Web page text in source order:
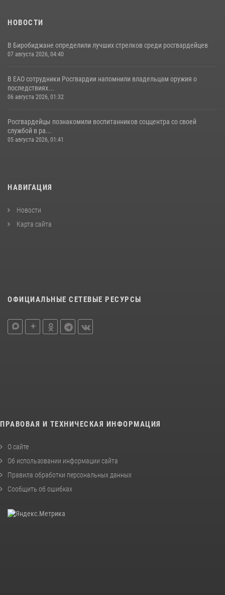
НОВОСТИ
В Биробиджане определили лучших стрелков среди росгвардейцев
07 августа 2026, 04:40
В ЕАО сотрудники Росгвардии напомнили владельцам оружия о
последствиях...
06 августа 2026, 01:32
Росгвардейцы познакомили воспитанников соццентра со своей
службой в ра...
05 августа 2026, 01:41
НАВИГАЦИЯ
Новости
Карта сайта
ОФИЦИАЛЬНЫЕ СЕТЕВЫЕ РЕСУРСЫ
ПРАВОВАЯ И ТЕХНИЧЕСКАЯ ИНФОРМАЦИЯ
О сайте
Об использовании информации сайта
Правила обработки персональных данных
Сообщить об ошибках